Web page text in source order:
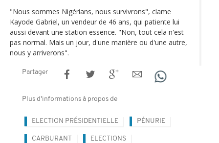
"Nous sommes Nigérians, nous survivrons", clame
Kayode Gabriel, un vendeur de 46 ans, qui patiente lui
aussi devant une station essence. "Non, tout cela n'est
pas normal. Mais un jour, d'une manière ou d'une autre,
nous y arriverons".
Partager
Plus d'informations à propos de
ELECTION PRÉSIDENTIELLE PÉNURIE
CARBURANT ELECTIONS